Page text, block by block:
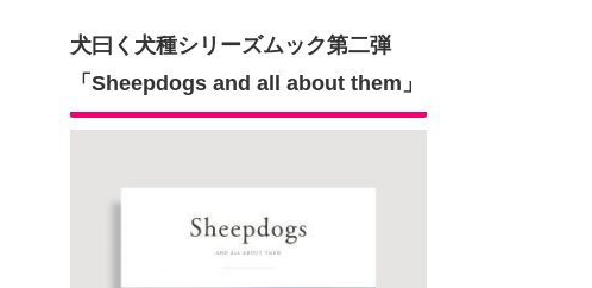
犬曰く犬種シリーズムック第二弾
「Sheepdogs and all about them」